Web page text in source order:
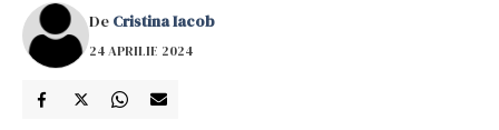
De Cristina Iacob
24 APRILIE 2024